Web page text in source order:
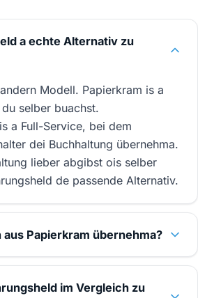
a echte Alternativ zu
Modell. Papierkram is a
selber buachst.
a Full-Service, bei dem
dei Buchhaltung übernehma.
lieber abgibst ois selber
de passende Alternativ.
aus Papierkram übernehma?
im Vergleich zu